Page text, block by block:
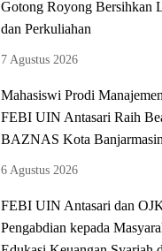
Gotong Royong Bersihkan
dan Perkuliahan
7 Agustus 2026
Mahasiswi Prodi
FEBI UIN Antasari Raih
BAZNAS Kota
6 Agustus 2026
FEBI UIN Antasari dan
Pengabdian kepada